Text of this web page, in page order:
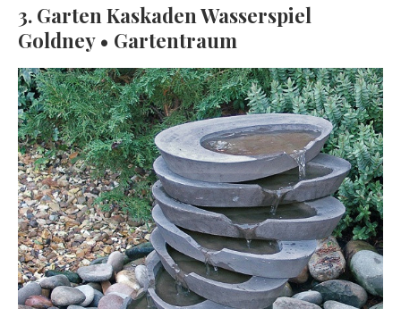
3. Garten Kaskaden Wasserspiel
Goldney • Gartentraum